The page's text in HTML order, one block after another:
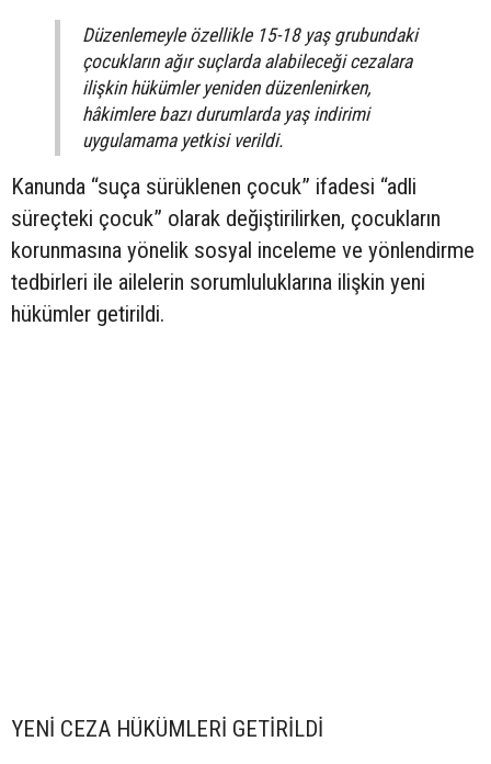
Düzenlemeyle özellikle 15-18 yaş grubundaki
çocukların ağır suçlarda alabileceği cezalara
ilişkin hükümler yeniden düzenlenirken,
hâkimlere bazı durumlarda yaş indirimi
uygulamama yetkisi verildi.
Kanunda “suça sürüklenen çocuk” ifadesi “adli
süreçteki çocuk” olarak değiştirilirken, çocukların
korunmasına yönelik sosyal inceleme ve yönlendirme
tedbirleri ile ailelerin sorumluluklarına ilişkin yeni
hükümler getirildi.
YENİ CEZA HÜKÜMLERİ GETİRİLDİ